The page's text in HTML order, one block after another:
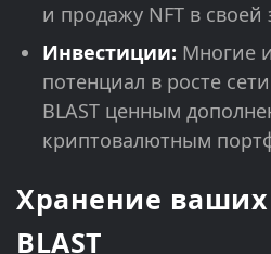
и продажу NFT в своей
Инвестиции: Многие
потенциал в росте
BLAST ценным
криптовалютным
Хранение ваших
BLAST